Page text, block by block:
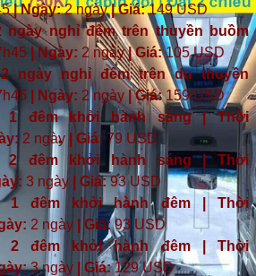
| Ngày:2 ngày| Giá:149 USD
ngày nghỉ đêm trên thuyền buồm
| Ngày: 2 ngày| Giá:105 USD
ngày nghỉ đêm trên du thuyền
| Ngày: 2 ngày| Giá:159 USD
1 đêm khởi hành sáng | Thời
2 ngày | Giá: 79 USD
2 đêm khởi hành sáng | Thời
3 ngày | Giá:93 USD
1 đêm khởi hành đêm | Thời
2 ngày | Giá:93 USD
2 đêm khởi hành đêm | Thời
3 ngày | Giá:129 USD